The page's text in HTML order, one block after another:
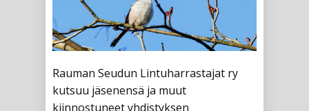
Rauman Seudun Lintuharrastajat ry
kutsuu jäsenensä ja muut